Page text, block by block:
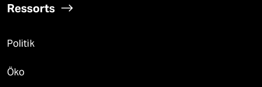
Ressorts
Politik
Öko